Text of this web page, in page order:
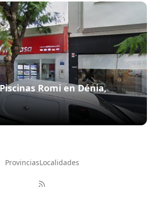
Romi en Dénia,
ProvinciasLocalidades